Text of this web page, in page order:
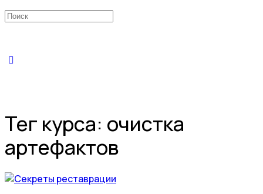
Искать:
Тег курса: очистка
артефактов